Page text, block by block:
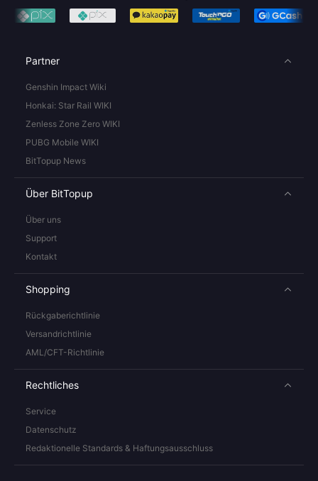
Partner
Genshin Impact Wiki
Honkai: Star Rail WIKI
Zenless Zone Zero WIKI
PUBG Mobile WIKI
BitTopup News
Über BitTopup
Über uns
Support
Kontakt
Shopping
Rückgaberichtlinie
Versandrichtlinie
AML/CFT-Richtlinie
Rechtliches
Service
Datenschutz
Redaktionelle Standards & Haftungsausschluss